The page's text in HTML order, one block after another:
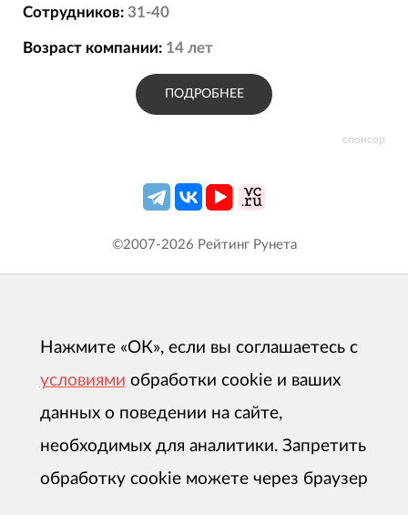
спонсор
Сотрудников: 31-40
Возраст компании: 14 лет
ПОДРОБНЕЕ
©2007-2026 Рейтинг Рунета
Нажмите «ОК», если вы соглашаетесь с
условиями обработки cookie и ваших
данных о поведении на сайте,
необходимых для аналитики. Запретить
обработку cookie можете через браузер